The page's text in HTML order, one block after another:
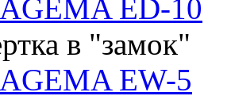
ED-10
в "замок"
EW-5